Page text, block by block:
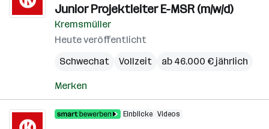
Junior Projektleiter E-MSR (m/w/d)
Kremsmüller
Heute veröffentlicht
Schwechat
Vollzeit ab 46.000 € jährlich
Merken
Einblicke Videos